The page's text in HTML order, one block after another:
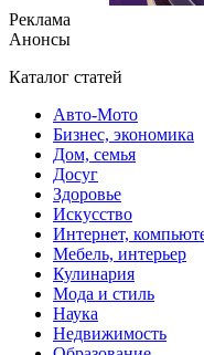
Реклама
Анонсы
Каталог статей
Авто-Мото
Бизнес, экономика
Дом, семья
Досуг
Здоровье
Искусство
Интернет,
Мебель, интерьер
Кулинария
Мода и стиль
Наука
Недвижимость